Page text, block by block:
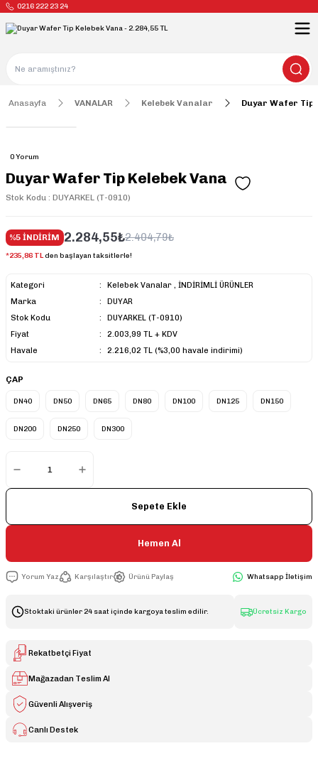
0216 222 23 24
Anasayfa VANALAR Kelebek Vanalar Duyar Wafer Tip
0 Yorum
Duyar Wafer Tip Kelebek Vana
Stok Kodu : DUYARKEL (T-0910)
%5 İNDİRİM 2.284,55₺2.404,79₺
*235,86 TLden başlayan taksitlerle!
Kategori Kelebek Vanalar ,İNDİRİMLİ ÜRÜNLER
Marka
DUYAR
Stok Kodu
DUYARKEL (T-0910)
Fiyat
2.003,99 TL + KDV
Havale
2.216,02 TL (%3,00 havale indirimi)
ÇAP
DN40 DN50 DN65 DN80 DN100 DN125 DN150
DN200 DN250 DN300
Sepete Ekle
Hemen Al
Yorum Yaz Karşılaştır Ürünü Paylaş Whatsapp İletişim
Stoktaki ürünler 24 saat içinde kargoya teslim edilir. Ücretsiz Kargo
Rekatbetçi Fiyat
Mağazadan Teslim Al
Güvenli Alışveriş
Canlı Destek